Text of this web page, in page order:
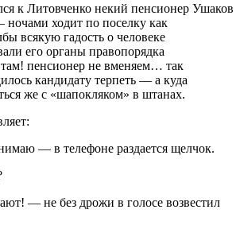
к Литовченко некий пенсионер Ушаков
ходит по поселку как
всякую гадость о человеке
его органы правопорядка
пенсионер не вменяем… так
кандидату терпеть — а куда
же с «шапокляком» в штанах.
— в телефоне раздается щелчок.
— не без дрожи в голосе возвестил